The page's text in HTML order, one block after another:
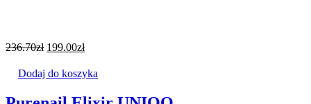
236.70zł 199.00zł
Dodaj do koszyka